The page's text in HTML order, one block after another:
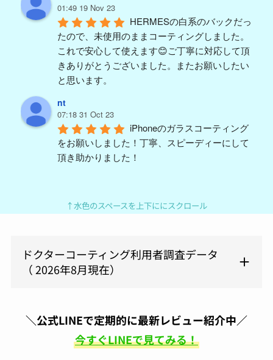
01:49 19 Nov 23
HERMESの白系のバックだっ
たので、未使用のままコーティングしました。
これで安心して使えます😊ご丁寧に対応して頂
きありがとうございました。またお願いしたい
と思います。
nt
07:18 31 Oct 23
iPhoneのガラスコーティング
をお願いしました！丁寧、スピーディーにして
頂き助かりました！
久々PORTERバッグを買い替
ましたが1ヶ月ほど使っても全然キレイに使え
てます。予約も電話してすぐに対応頂けまし
た。また今度はスマホをやってもらおうと思い
原亜
06:24 05 Aug 23
昔から金属アレルギーがあ
↑水色のスペースを上下ににスクロール
ドクターコーティング利用者調査データ
（ 2026年8月現在）
＼公式LINEで定期的に最新レビュー紹介中／
今すぐLINEで見てみる！